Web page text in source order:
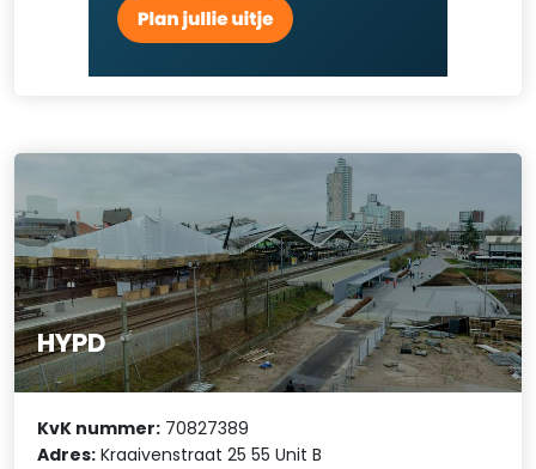
HYPD
KvK nummer: 70827389
Adres: Kraaivenstraat 25 55 Unit B